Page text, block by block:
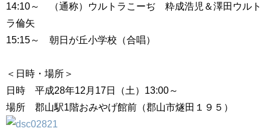
14:10～ （通称）ウルトラこーぢ 粋成浩児＆澤田ウルト
ラ倫矢
15:15～ 朝日が丘小学校（合唱）
＜日時・場所＞
日時 平成28年12月17日（土）13:00～
場所 郡山駅1階おみやげ館前（郡山市燧田１９５ ）